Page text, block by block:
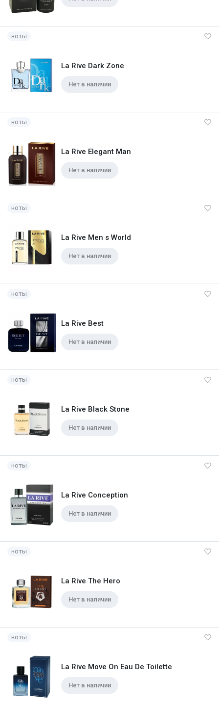
ноты
La Rive Dark Zone
Нет в наличии
ноты
La Rive Elegant Man
Нет в наличии
ноты
La Rive Men s World
Нет в наличии
ноты
La Rive Best
Нет в наличии
ноты
La Rive Black Stone
Нет в наличии
ноты
La Rive Conception
Нет в наличии
ноты
La Rive The Hero
Нет в наличии
ноты
La Rive Move On Eau De Toilette
Нет в наличии